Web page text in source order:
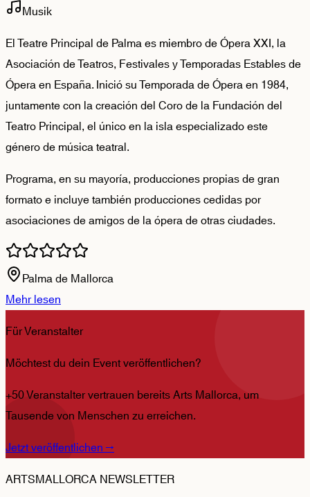
Musik
El Teatre Principal de Palma es miembro de Ópera XXI, la
Asociación de Teatros, Festivales y Temporadas Estables de
Ópera en España. Inició su Temporada de Ópera en 1984,
juntamente con la creación del Coro de la Fundación del
Teatro Principal, el único en la isla especializado este
género de música teatral.
Programa, en su mayoría, producciones propias de gran
formato e incluye también producciones cedidas por
asociaciones de amigos de la ópera de otras ciudades.
Palma de Mallorca
Mehr lesen
Für Veranstalter
Möchtest du dein Event veröffentlichen?
+50 Veranstalter vertrauen bereits Arts Mallorca, um
Tausende von Menschen zu erreichen.
Jetzt veröffentlichen→
ARTSMALLORCA NEWSLETTER